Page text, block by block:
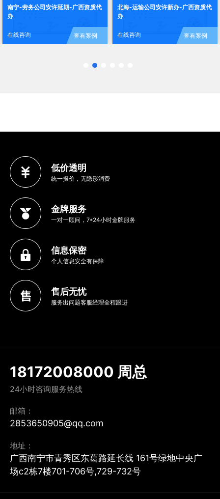
南宁-劳务公司安许延期-广西资质代
办
在线咨询 查看案例
北海-运输公司安许新办-广西资质代
办
在线咨询 查看案例
低价透明
统一报价，无隐形消费
金牌服务
一对一顾问，7*24小时金牌服务
信息保密
个人信息安全有保障
售后无忧
服务出问题客服经理全程跟进
18172008000 周总
24小时咨询服务热线
邮箱：
2853650905@qq.com
地址：
广西南宁市青秀区东葛路延长线 161号绿地中央广
场c2栋7楼701-706号,729-732号